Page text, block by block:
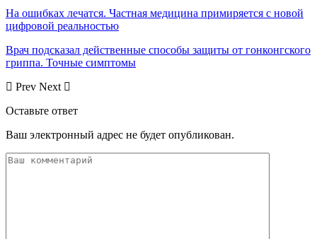
На ошибках лечатся. Частная медицина примиряется с новой
цифровой реальностью
Врач подсказал действенные способы защиты от гонконгского
гриппа. Точные симптомы
Prev Next
Оставьте ответ
Ваш электронный адрес не будет опубликован.